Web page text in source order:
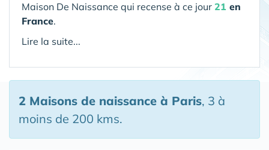
Maison De Naissance qui recense à ce jour 21 en
France.
Lire la suite...
2 Maisons de naissance à Paris, 3 à
moins de 200 kms.